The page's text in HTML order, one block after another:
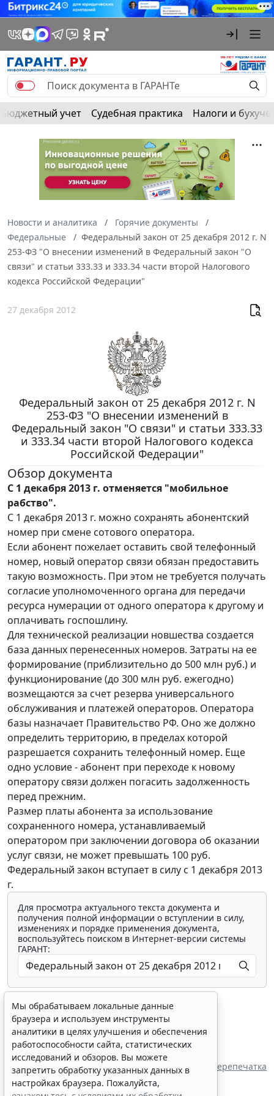
Бюджетный учет Судебная практика Налоги и
Новости и аналитика
Горячие документы
Федеральные
Федеральный закон от 25 декабря 2012 г. N
253-ФЗ "О внесении изменений в Федеральный закон "О
связи" и статьи 333.33 и 333.34 части второй Налогового
кодекса Российской Федерации"
27 декабря 2012
Федеральный закон от 25 декабря 2012 г. N
253-ФЗ "О внесении изменений в
Федеральный закон "О связи" и статьи 333.33
и 333.34 части второй Налогового кодекса
Российской Федерации"
Обзор документа
С 1 декабря 2013 г. отменяется "мобильное
рабство".
С 1 декабря 2013 г. можно сохранять абонентский
номер при смене сотового оператора.
Если абонент пожелает оставить свой телефонный
номер, новый оператор связи обязан предоставить
такую возможность. При этом не требуется получать
согласие уполномоченного органа для передачи
ресурса нумерации от одного оператора к другому и
оплачивать госпошлину.
Для технической реализации новшества создается
база данных перенесенных номеров. Затраты на ее
формирование (приблизительно до 500 млн руб.) и
функционирование (до 300 млн руб. ежегодно)
возмещаются за счет резерва универсального
обслуживания и платежей операторов. Оператора
базы назначает Правительство РФ. Оно же должно
определить территорию, в пределах которой
разрешается сохранить телефонный номер. Еще
одно условие - абонент при переходе к новому
оператору связи должен погасить задолженность
перед прежним.
Размер платы абонента за использование
сохраненного номера, устанавливаемый
оператором при заключении договора об оказании
услуг связи, не может превышать 100 руб.
Федеральный закон вступает в силу с 1 декабря 2013
г.
Для просмотра актуального текста документа и
получения полной информации о вступлении в силу,
изменениях и порядке применения документа,
воспользуйтесь поиском в Интернет-версии системы
ГАРАНТ:
Показать все материалы
Перепечатка
Мы обрабатываем локальные данные
браузера и используем инструменты
аналитики в целях улучшения и обеспечения
работоспособности сайта, статистических
исследований и обзоров. Вы можете
запретить обработку указанных данных в
настройках браузера. Пожалуйста,